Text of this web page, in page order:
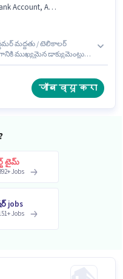
Computer Knowledge
కస్టమర్ మద్దతు / టెలికాలర్
ముఖ్యమైన డాక్యుమెంట్లు
అనుభవం ఉన్న వారికి
వరకు సంపాదించవచ్చు. ఈ
जॉब व्यू करा
టైమ్
+Jobs
jobs
+Jobs